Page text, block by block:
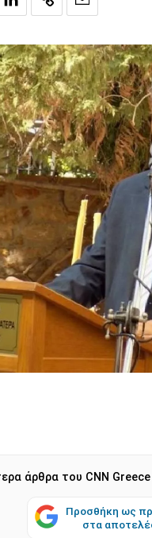
άρθρα του CNN
Προσθήκη ως
στα